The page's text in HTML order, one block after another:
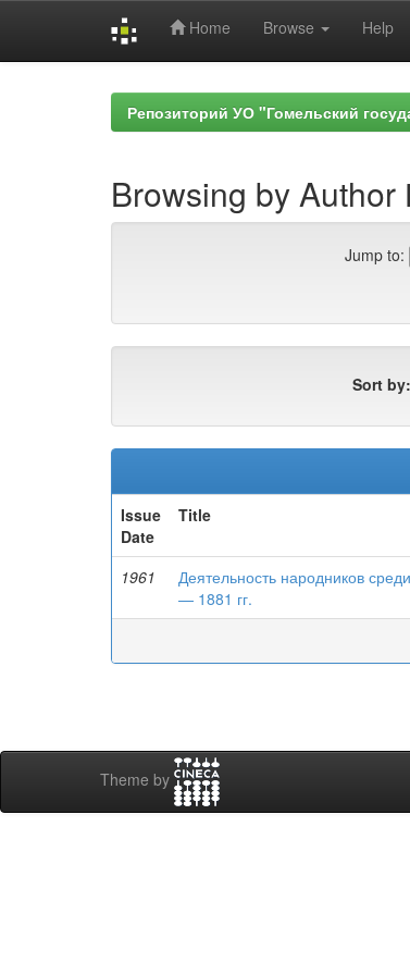
Home Browse Help
Репозиторий УО "Гомельский
Browsing by Author
Jump to:
Sort by:
Issue
Date
Title
1961
Деятельность народников
— 1881 гг.
Theme by